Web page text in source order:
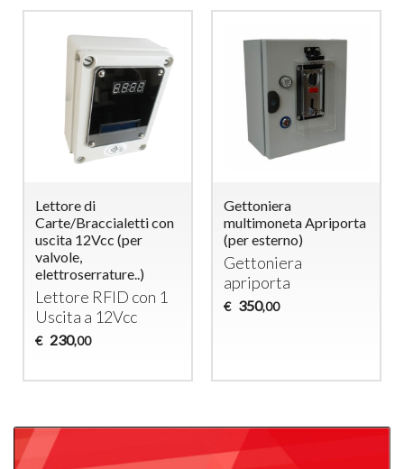
Lettore di
Carte/Braccialetti con
uscita 12Vcc (per
valvole,
elettroserrature..)
Lettore RFID con 1
Uscita a 12Vcc
€ 230,00
Gettoniera
multimoneta Apriporta
(per esterno)
Gettoniera
apriporta
€ 350,00